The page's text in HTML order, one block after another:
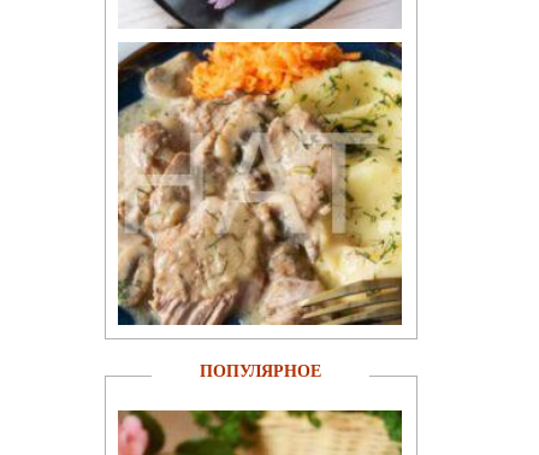
ПОПУЛЯРНОЕ